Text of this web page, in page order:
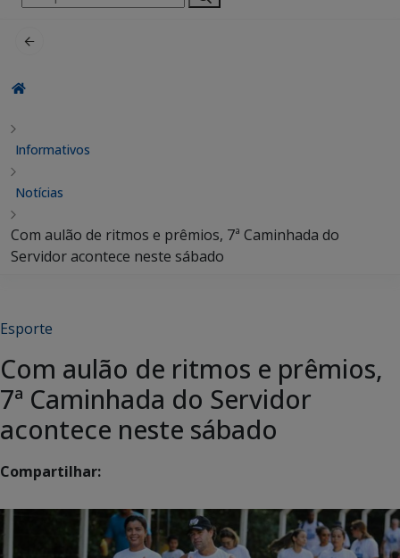
por:
Informativos
Notícias
Com aulão de ritmos e prêmios, 7ª Caminhada do
Servidor acontece neste sábado
Esporte
Com aulão de ritmos e prêmios,
7ª Caminhada do Servidor
acontece neste sábado
Compartilhar: